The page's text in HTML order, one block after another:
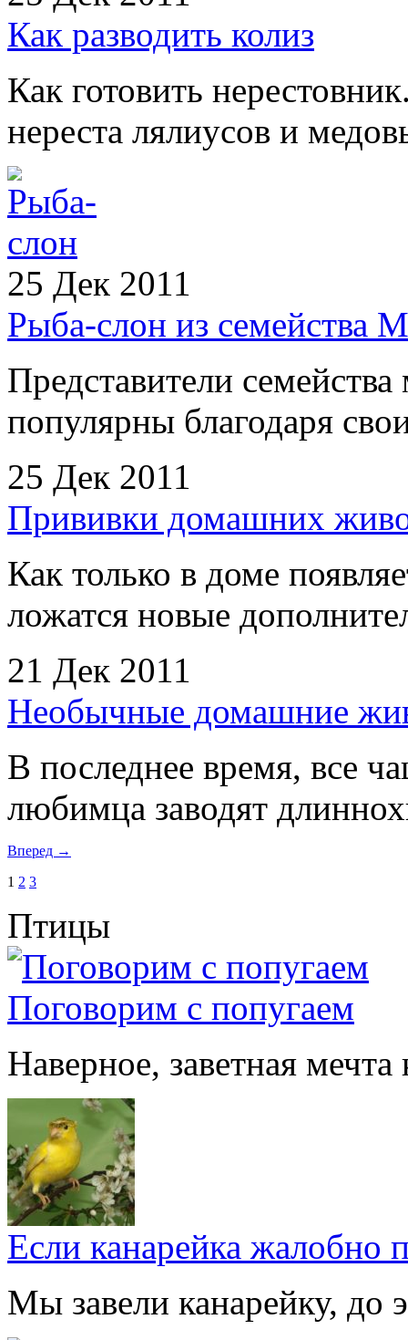
Как разводить колиз
Как готовить
нереста лялиусов и
25 Дек 2011
Рыба-слон из семейства
Представители
популярны благодаря
25 Дек 2011
Прививки домашних
Как только в доме
ложатся новые
21 Дек 2011
Необычные домашние
В последнее время, все
любимца заводят
Вперед →
1 2 3
Птицы
Поговорим с попугаем
Наверное, заветная
Если канарейка жалобно
Мы завели канарейку, до